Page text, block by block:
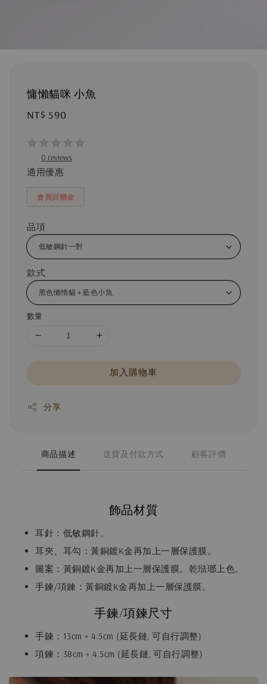
慵懶貓咪 小魚
Regular
NT$ 590
0 reviews
適用優惠
會員回饋金
品項
款式
數量
加入購物車
分享
商品描述 送貨及付款方式 顧客評價
飾品材質
耳針：低敏鋼針。
耳夾、耳勾：黃銅鍍K金再加上一層保護膜。
圖案：黃銅鍍K金再加上一層保護膜。乾琺瑯上色。
手鍊/項鍊：黃銅鍍K金再加上一層保護膜。
手鍊/項鍊尺寸
手鍊：13cm + 4.5cm (延長鏈, 可自行調整)
項鍊：38cm + 4.5cm (延長鏈, 可自行調整)